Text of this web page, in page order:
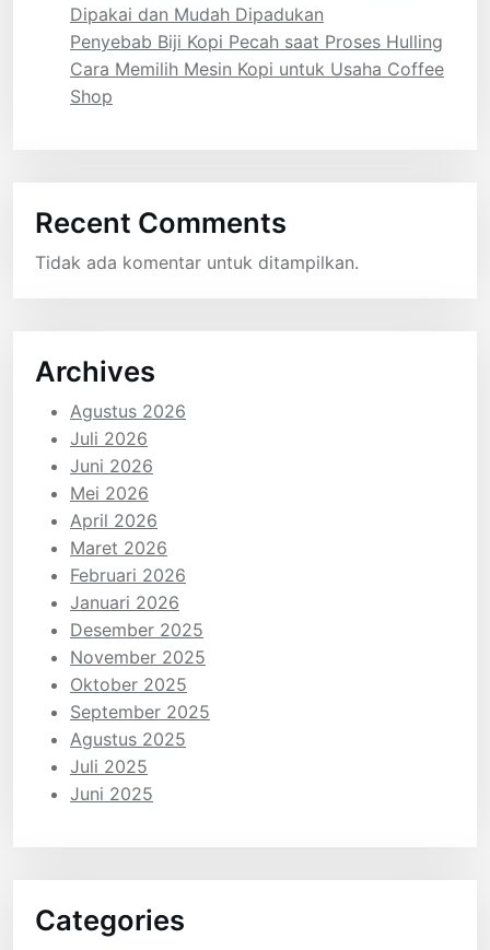
Dipakai dan Mudah Dipadukan
Penyebab Biji Kopi Pecah saat Proses Hulling
Cara Memilih Mesin Kopi untuk Usaha Coffee
Shop
Recent Comments
Tidak ada komentar untuk ditampilkan.
Archives
Agustus 2026
Juli 2026
Juni 2026
Mei 2026
April 2026
Maret 2026
Februari 2026
Januari 2026
Desember 2025
November 2025
Oktober 2025
September 2025
Agustus 2025
Juli 2025
Juni 2025
Categories